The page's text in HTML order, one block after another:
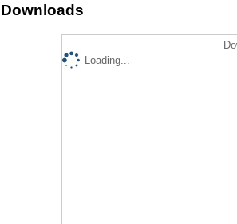
Downloads
Loading...